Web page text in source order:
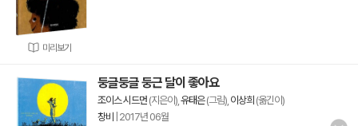
미리보기
둥글둥글 둥근 달이 좋아요
조이스 시드먼 (지은이), 유태은(그림), 이상희 (옮긴이)
창비
2017년 06월